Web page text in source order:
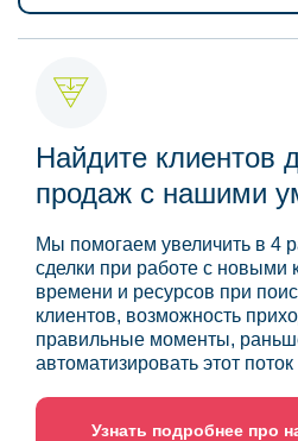
Найдите клиентов
продаж с нашими
Мы помогаем увеличить в 4
сделки при работе с новыми
времени и ресурсов при
клиентов, возможность
правильные моменты,
автоматизировать этот поток
Узнать подробнее про